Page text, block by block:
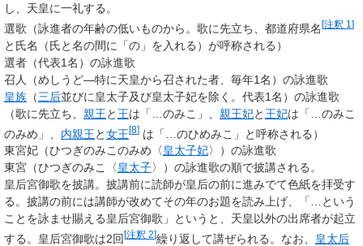
し、天皇に一礼する。
選歌（詠進者の年齢の低いものから。歌に先立ち、都道府県名[注釈 1 ]
と氏名（氏と名の間に「の」を入れる）が呼称される）
選者（代表1名）の詠進歌
召人（めしうど―特に天皇から召された者、毎年1名）の詠進歌
皇族 （三后並びに皇太子及び皇太子妃を除く。代表1名）の詠進歌
（歌に先立ち、 親王と 王は「…のみこ」、 親王妃と 王妃は「…のみこ
のみめ」、 内親王と女王[8] は「…のひめみこ」と呼称される）
東宮妃（ひつぎのみこのみめ〈皇太子妃〉）の詠進歌
東宮（ひつぎのみこ〈皇太子〉）の詠進歌の順で披講される。
皇后宮御歌を披講。披講前に読師が皇后の前に進みでて色紙を拝受す
る。披講の前には講師が改めてその年のお題を読み上げ、「…という
ことを詠ませ賜える皇后宮御歌」というと、天皇以外の出席者が起立
する。皇后宮御歌は2回 [注釈 2]繰り返して講ぜられる。なお、 皇太后